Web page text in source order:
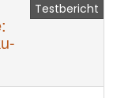
Testbericht